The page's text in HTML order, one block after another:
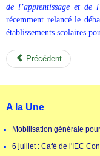
de l’apprentissage et de
récemment relancé le
établissements scolaires
Précédent
A la Une
Mobilisation générale
6 juillet : Café de l'IEC